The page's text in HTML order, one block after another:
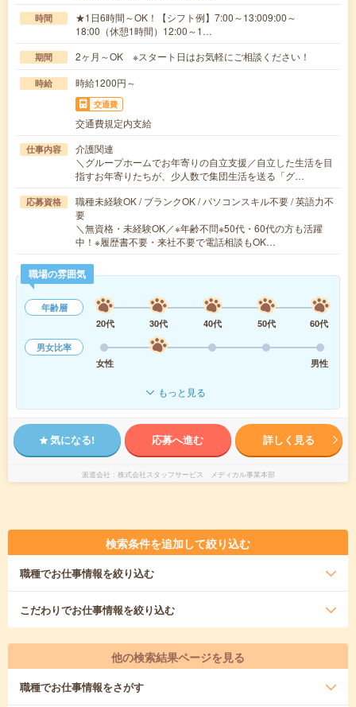
時間
★1日6時間～OK！【シフト例】7:00～13:009:00～
18:00（休憩1時間）12:00～1…
期間 2ヶ月～OK ※スタート日はお気軽にご相談ください！
時給 時給1200円～
交通費
交通費規定内支給
仕事内容
介護関連
＼グループホームでお年寄りの自立支援／自立した生活を目
指すお年寄りたちが、少人数で集団生活を送る「グ…
応募資格
職種未経験OK / ブランクOK / パソコンスキル不要 / 英語力不
要
＼無資格・未経験OK／※年齢不問※50代・60代の方も活躍
中！※履歴書不要・来社不要で電話相談もOK…
職場の雰囲気
年齢層
20代
30代 40代 50代
60代
男女比率
女性
男性
もっと見る
気になる! 応募へ進む 詳しく見る
派遣会社 株式会社スタッフサービス メディカル事業本部
検索条件を追加して絞り込む
職種でお仕事情報を絞り込む
こだわりでお仕事情報を絞り込む
他の検索結果ページを見る
職種でお仕事情報をさがす